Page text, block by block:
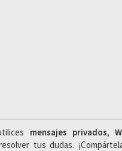
mensajes privados,
tus dudas.